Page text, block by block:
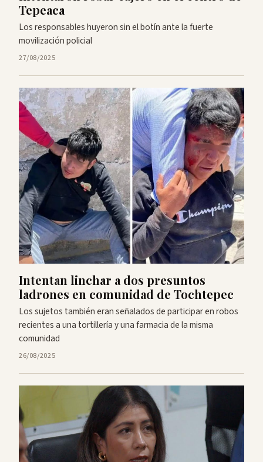
Tepeaca
Los responsables huyeron sin el botín ante la fuerte
movilización policial
27/08/2025
Intentan linchar a dos presuntos
ladrones en comunidad de Tochtepec
Los sujetos también eran señalados de participar en robos
recientes a una tortillería y una farmacia de la misma
comunidad
26/08/2025